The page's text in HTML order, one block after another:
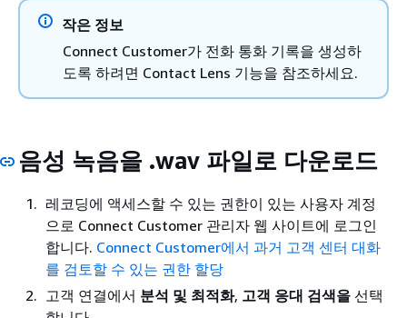
작은 정보
Connect Customer가 전화 통화 기록을 생성하
도록 하려면 Contact Lens 기능을 참조하세요.
음성 녹음을 .wav 파일로 다운로드
레코딩에 액세스할 수 있는 권한이 있는 사용자 계정
으로 Connect Customer 관리자 웹 사이트에 로그인
합니다. Connect Customer에서 과거 고객 센터 대화
를 검토할 수 있는 권한 할당
고객 연결에서 분석 및 최적화, 고객 응대 검색을 선택